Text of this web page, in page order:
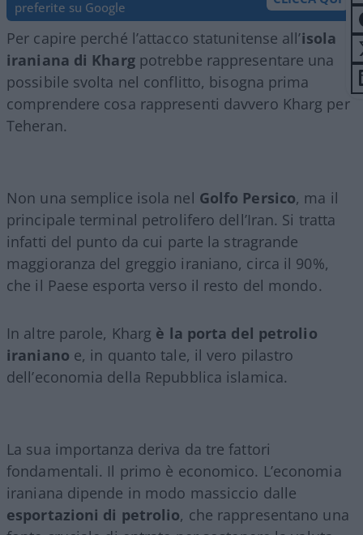
preferite su Google
Per capire perché l’attacco statunitense all’isola
iraniana di Khargpotrebbe rappresentare una
possibile svolta nel conflitto, bisogna prima
comprendere cosa rappresenti davvero Kharg per
Teheran.
Non una semplice isola nel Golfo Persico, ma il
principale terminal petrolifero dell’Iran. Si tratta
infatti del punto da cui parte la stragrande
maggioranza del greggio iraniano, circa il 90%,
che il Paese esporta verso il resto del mondo.
In altre parole, Kharg è la porta del petrolio
iraniano e, in quanto tale, il vero pilastro
dell’economia della Repubblica islamica.
La sua importanza deriva da tre fattori
fondamentali. Il primo è economico. L’economia
iraniana dipende in modo massiccio dalle
esportazioni di petrolio, che rappresentano una